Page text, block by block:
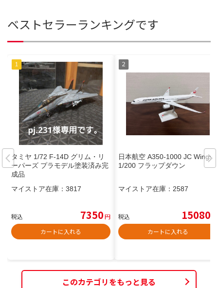
ベストセラーランキングです
タミヤ 1/72 F-14D グリム・リ
ーパーズ プラモデル塗装済み完
成品
マイストア在庫： 3817
税込 7350円
カートに入れる
日本航空 A350-1000 JC Wings
1/200 フラップダウン
マイストア在庫： 2587
税込 15080
カートに入れる
このカテゴリをもっと見る